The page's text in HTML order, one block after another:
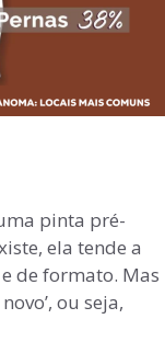
pinta pré-
ela tende a
de formato. Mas
ou seja,